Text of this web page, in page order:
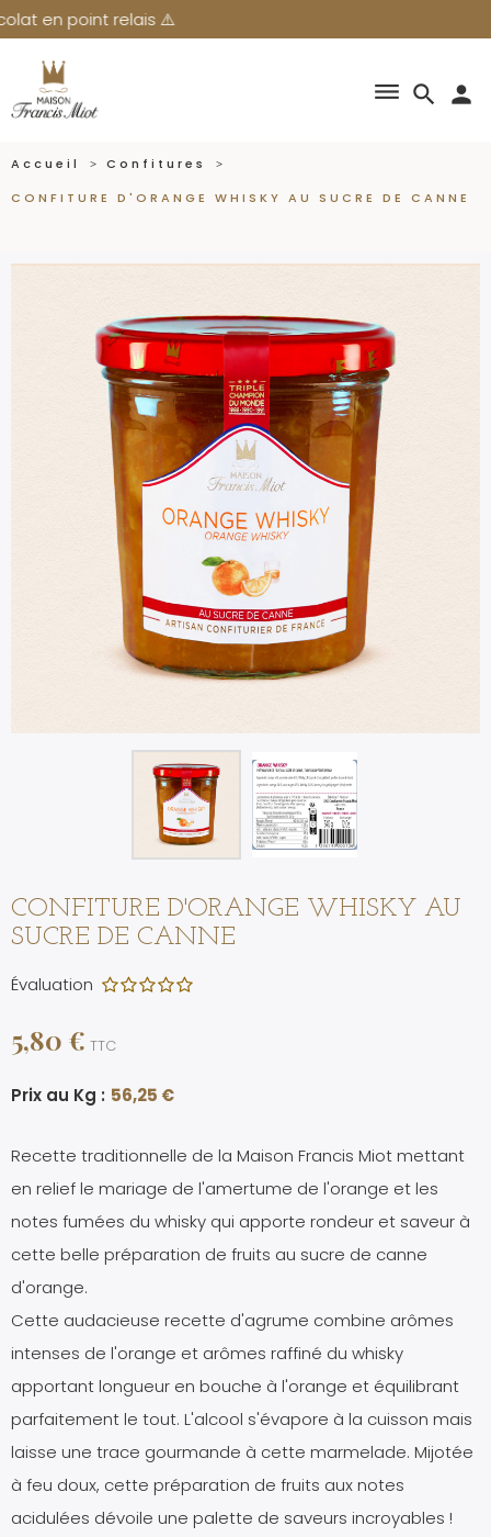
⚠️
search
dehaze person
Accueil
Confitures
CONFITURE D'ORANGE WHISKY AU SUCRE DE CANNE
CONFITURE D'ORANGE WHISKY AU
SUCRE DE CANNE
Évaluation
5,80 € TTC
Prix au Kg : 56,25 €
Recette traditionnelle de la Maison Francis Miot mettant
en relief le mariage de l'amertume de l'orange et les
notes fumées du whisky qui apporte rondeur et saveur à
cette belle préparation de fruits au sucre de canne
d'orange.
Cette audacieuse recette d'agrume combine arômes
intenses de l'orange et arômes raffiné du whisky
apportant longueur en bouche à l'orange et équilibrant
parfaitement le tout. L'alcool s'évapore à la cuisson mais
laisse une trace gourmande à cette marmelade. Mijotée
à feu doux, cette préparation de fruits aux notes
acidulées dévoile une palette de saveurs incroyables !